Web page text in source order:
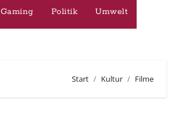
Gaming Politik Umwelt
Start Kultur Filme